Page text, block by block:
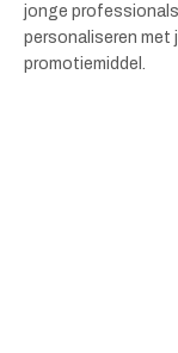
jonge
personaliseren met
promotiemiddel.